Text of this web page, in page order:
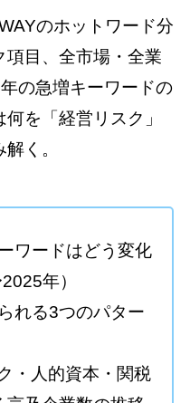
のホットワード分
目、全市場・全業
の急増キーワードの
を「経営リスク」
く。
ワードはどう変化
年）
れる3つのパター
・人的資本・関税